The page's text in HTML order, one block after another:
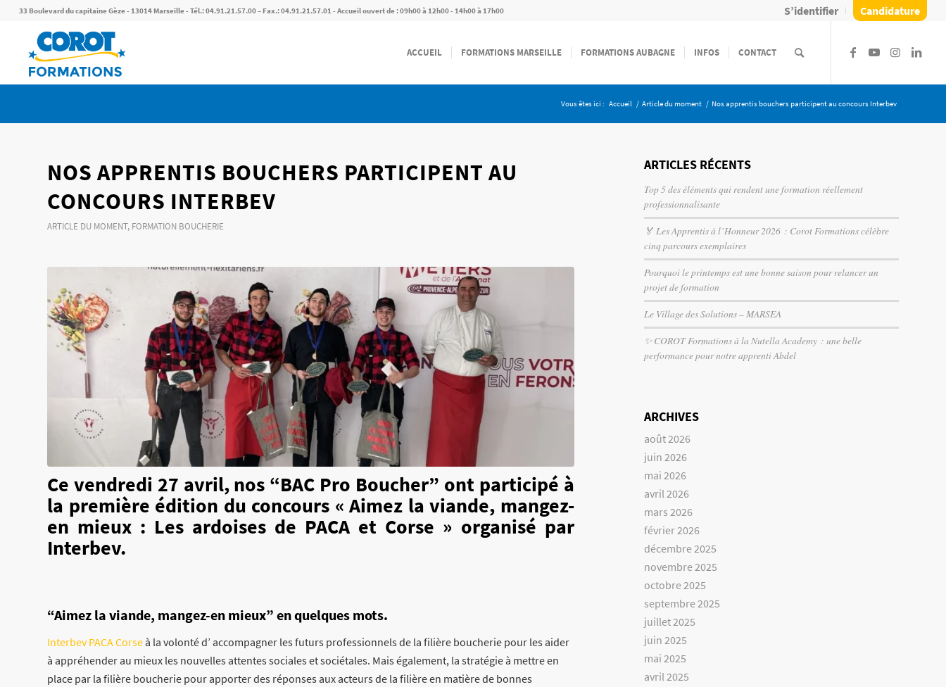
S’identifier Candidature
33 Boulevard du capitaine Gèze - 13014 Marseille - Tél.: 04.91.21.57.00 – Fax.: 04.91.21.57.01 - Accueil ouvert de : 09h00 à 12h00 - 14h00 à 17h00
ACCUEIL FORMATIONS MARSEILLE FORMATIONS AUBAGNE INFOS CONTACT
Vous êtes ici : Accueil / Article du moment / Nos apprentis bouchers participent au concours Interbev
NOS APPRENTIS BOUCHERS PARTICIPENT AU
CONCOURS INTERBEV
ARTICLE DU MOMENT, FORMATION BOUCHERIE
Ce vendredi 27 avril, nos “BAC Pro Boucher” ont participé à
la première édition du concours « Aimez la viande, mangez-
en mieux : Les ardoises de PACA et Corse » organisé par
Interbev.
“Aimez la viande, mangez-en mieux” en quelques mots.
Interbev PACA Corseà la volonté d’ accompagner les futurs professionnels de la filière boucherie pour les aider
à appréhender au mieux les nouvelles attentes sociales et sociétales. Mais également, la stratégie à mettre en
place par la filière boucherie pour apporter des réponses aux acteurs de la filière en matière de bonnes
ARTICLES RÉCENTS
Top 5 des éléments qui rendent une formation réellement
professionnalisante
🏅 Les Apprentis à l’Honneur 2026 : Corot Formations célèbre
cinq parcours exemplaires
Pourquoi le printemps est une bonne saison pour relancer un
projet de formation
Le Village des Solutions – MARSEA
✨ COROT Formations à la Nutella Academy : une belle
performance pour notre apprenti Abdel
ARCHIVES
août 2026
juin 2026
mai 2026
avril 2026
mars 2026
février 2026
décembre 2025
novembre 2025
octobre 2025
septembre 2025
juillet 2025
juin 2025
mai 2025
avril 2025